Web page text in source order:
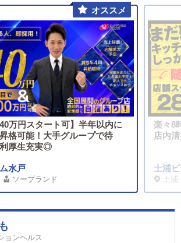
リア、福岡エリアほか
40万円スタート可】半年以内に
格可能！大手グループで待
厚生充実◎
水戸
ソープランド
楽々8
店内
土浦
土浦
ョンヘルス